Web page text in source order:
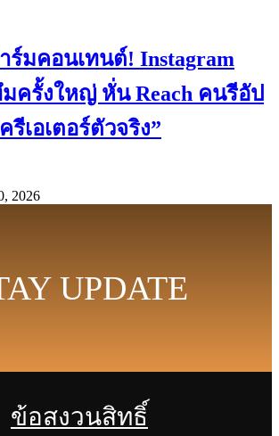
ร์มคอนเทนต์! Instagram
ครั้งใหญ่ หั่น Reach คนรีอัป
เอเตอร์ตัวจริง”
2026
UPDATE
ข้อสงวนสิทธิ์